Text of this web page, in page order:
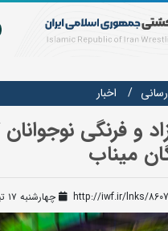
اخبار
و فرنگی
میناب
http://iwf.ir/lnks/ چهارشنبه ۱۷ تیر ۱۴۰۵